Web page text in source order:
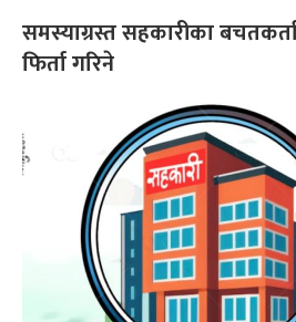
समस्याग्रस्त सहकारीका
फिर्ता गरिने